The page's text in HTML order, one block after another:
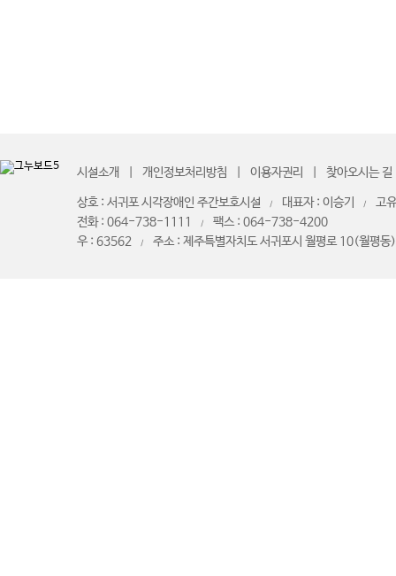
시설소개 개인정보처리방침 이용자권리 찾아오시는 길
상호 : 서귀포 시각장애인 주간보호시설 / 대표자 : 이승기 /
고
전화 : 064-738-1111
/
팩스 : 064-738-4200
우 : 63562
/ 주소 : 제주특별자치도 서귀포시 월평로 10(월평동)